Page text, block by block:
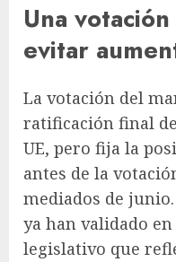
Una
evitar
La votación del
ratificación final
UE, pero fija la
antes de la
mediados de
ya han validado
legislativo que